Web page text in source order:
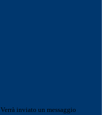
Verrà inviato un messaggio